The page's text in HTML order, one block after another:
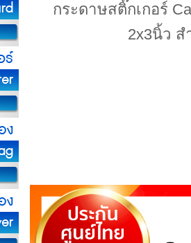
กระดาษสติ๊กเกอร์
2x3นิ้ว ส